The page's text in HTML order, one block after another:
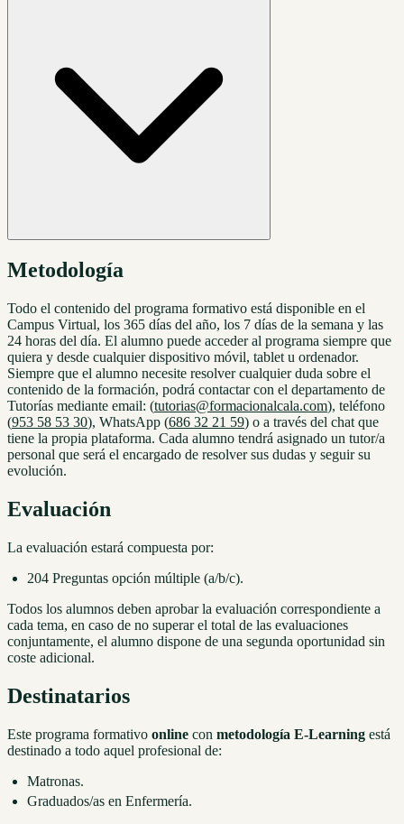
Metodología
Todo el contenido del programa formativo está disponible en el
Campus Virtual, los 365 días del año, los 7 días de la semana y las
24 horas del día. El alumno puede acceder al programa siempre que
quiera y desde cualquier dispositivo móvil, tablet u ordenador.
Siempre que el alumno necesite resolver cualquier duda sobre el
contenido de la formación, podrá contactar con el departamento de
Tutorías mediante email: (tutorias@formacionalcala.com), teléfono
(953 58 53 30), WhatsApp (686 32 21 59) o a través del chat que
tiene la propia plataforma. Cada alumno tendrá asignado un tutor/a
personal que será el encargado de resolver sus dudas y seguir su
evolución.
Evaluación
La evaluación estará compuesta por:
204 Preguntas opción múltiple (a/b/c).
Todos los alumnos deben aprobar la evaluación correspondiente a
cada tema, en caso de no superar el total de las evaluaciones
conjuntamente, el alumno dispone de una segunda oportunidad sin
coste adicional.
Destinatarios
Este programa formativo online con metodología E-Learning está
destinado a todo aquel profesional de:
Matronas.
Graduados/as en Enfermería.